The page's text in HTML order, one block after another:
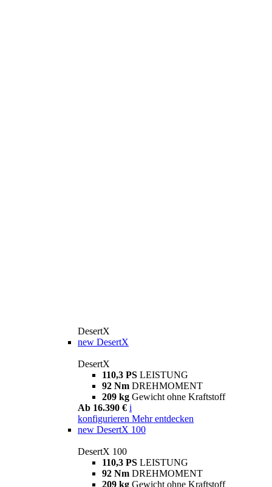
DesertX
new DesertX
DesertX
110,3 PS LEISTUNG
92 Nm DREHMOMENT
209 kg Gewicht ohne Kraftstoff
Ab 16.390 € i
konfigurieren Mehr entdecken
new DesertX 100
DesertX 100
110,3 PS LEISTUNG
92 Nm DREHMOMENT
209 kg Gewicht ohne Kraftstoff